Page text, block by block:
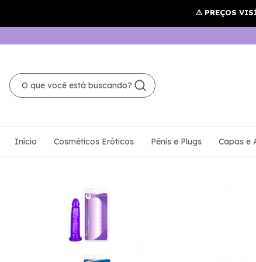
Início Cosméticos Eróticos Pênis e Plugs Capas e